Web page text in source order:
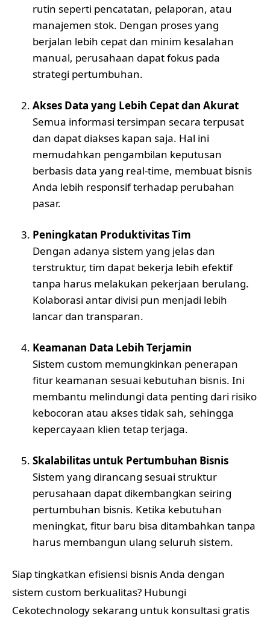
rutin seperti pencatatan, pelaporan, atau
manajemen stok. Dengan proses yang
berjalan lebih cepat dan minim kesalahan
manual, perusahaan dapat fokus pada
strategi pertumbuhan.
Akses Data yang Lebih Cepat dan Akurat
Semua informasi tersimpan secara terpusat
dan dapat diakses kapan saja. Hal ini
memudahkan pengambilan keputusan
berbasis data yang real-time, membuat bisnis
Anda lebih responsif terhadap perubahan
pasar.
Peningkatan Produktivitas Tim
Dengan adanya sistem yang jelas dan
terstruktur, tim dapat bekerja lebih efektif
tanpa harus melakukan pekerjaan berulang.
Kolaborasi antar divisi pun menjadi lebih
lancar dan transparan.
Keamanan Data Lebih Terjamin
Sistem custom memungkinkan penerapan
fitur keamanan sesuai kebutuhan bisnis. Ini
membantu melindungi data penting dari risiko
kebocoran atau akses tidak sah, sehingga
kepercayaan klien tetap terjaga.
Skalabilitas untuk Pertumbuhan Bisnis
Sistem yang dirancang sesuai struktur
perusahaan dapat dikembangkan seiring
pertumbuhan bisnis. Ketika kebutuhan
meningkat, fitur baru bisa ditambahkan tanpa
harus membangun ulang seluruh sistem.
Siap tingkatkan efisiensi bisnis Anda dengan
sistem custom berkualitas? Hubungi
Cekotechnology sekarang untuk konsultasi gratis